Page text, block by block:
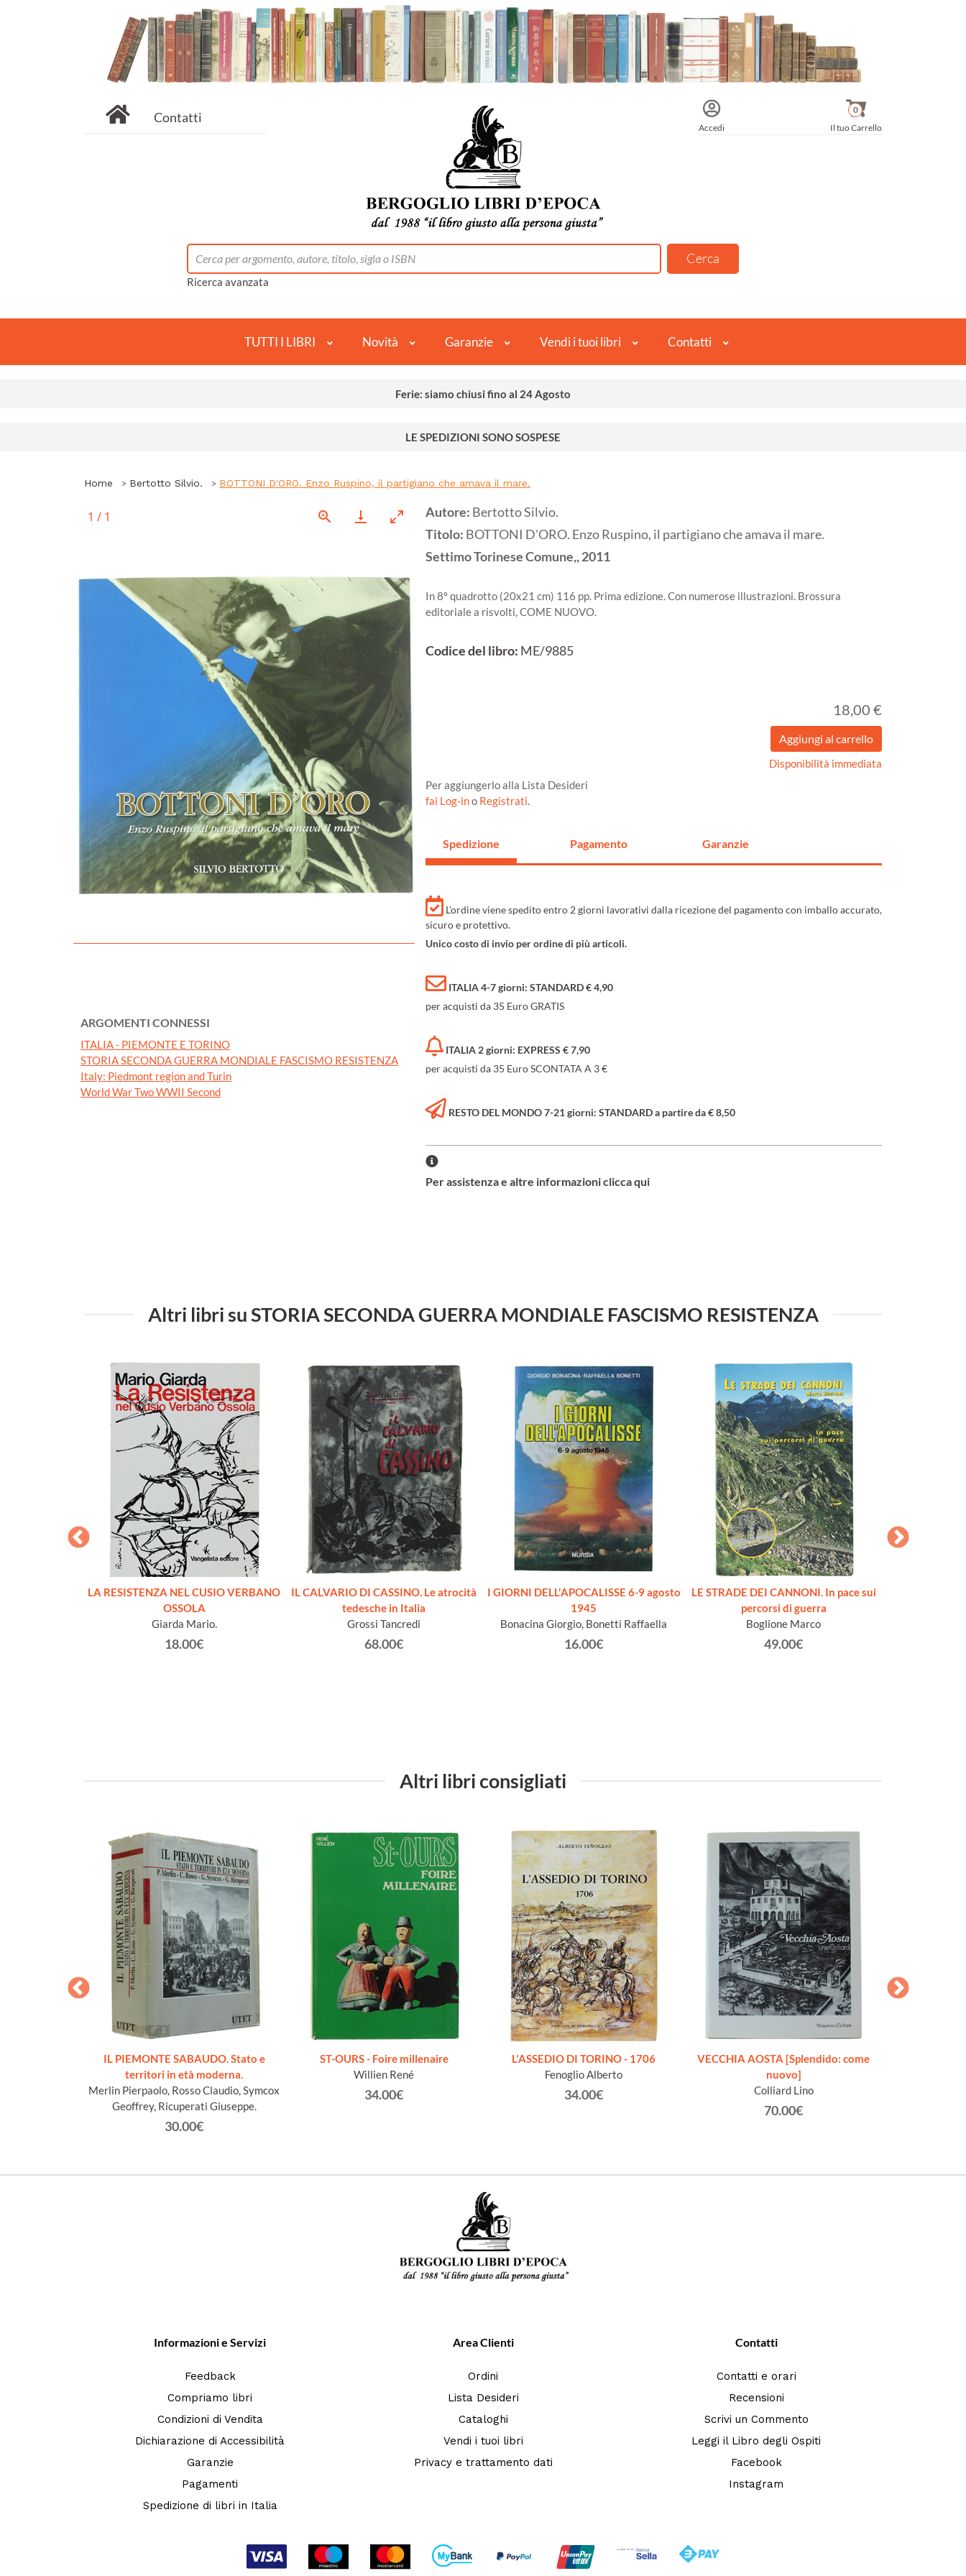
Contatti
Accedi Il tuo Carrello
0
Ricerca avanzata
TUTTI I LIBRI Novità Garanzie Vendi i tuoi libri Contatti
Ferie: siamo chiusi fino al 24 Agosto
LE SPEDIZIONI SONO SOSPESE
Home Bertotto Silvio. BOTTONI D'ORO. Enzo Ruspino, il partigiano che amava il mare.
1 / 1
ARGOMENTI CONNESSI
ITALIA - PIEMONTE E TORINO
STORIA SECONDA GUERRA MONDIALE FASCISMO RESISTENZA
Italy: Piedmont region and Turin
World War Two WWII Second
Autore: Bertotto Silvio.
Titolo: BOTTONI D'ORO. Enzo Ruspino, il partigiano che amava il mare.
Settimo TorineseComune,,2011
In 8º quadrotto (20x21 cm) 116 pp. Prima edizione. Con numerose illustrazioni. Brossura
editoriale a risvolti, COME NUOVO.
Codice del libro: ME/9885
18,00 €
Disponibilità immediata
Per aggiungerlo alla Lista Desideri
fai Log-ino Registrati.
Spedizione Pagamento Garanzie
L'ordine viene spedito entro 2 giorni lavorativi dalla ricezione del pagamento con imballo accurato,
sicuro e protettivo.
Unico costo di invio per ordine di più articoli.
ITALIA 4-7 giorni: STANDARD € 4,90
per acquisti da 35 Euro GRATIS
ITALIA 2 giorni: EXPRESS € 7,90
per acquisti da 35 Euro SCONTATA A 3 €
RESTO DEL MONDO 7-21 giorni: STANDARD a partire da € 8,50
Per assistenza e altre informazioni clicca qui
Altri libri su STORIA SECONDA GUERRA MONDIALE FASCISMO RESISTENZA
LA RESISTENZA NEL CUSIO VERBANO
OSSOLA
Giarda Mario.
18.00€
IL CALVARIO DI CASSINO. Le atrocità
tedesche in Italia
Grossi Tancredi
68.00€
I GIORNI DELL'APOCALISSE 6-9 agosto
1945
Bonacina Giorgio, Bonetti Raffaella
16.00€
LE STRADE DEI CANNONI. In pace sui
percorsi di guerra
Boglione Marco
49.00€
Altri libri consigliati
IL PIEMONTE SABAUDO. Stato e
territori in età moderna.
Merlin Pierpaolo, Rosso Claudio, Symcox
Geoffrey, Ricuperati Giuseppe.
30.00€
ST-OURS - Foire millenaire
Willien René
34.00€
L'ASSEDIO DI TORINO - 1706
Fenoglio Alberto
34.00€
VECCHIA AOSTA [Splendido: come
nuovo]
Colliard Lino
70.00€
Informazioni e Servizi
Feedback
Compriamo libri
Condizioni di Vendita
Dichiarazione di Accessibilità
Garanzie
Pagamenti
Spedizione di libri in Italia
Area Clienti
Ordini
Lista Desideri
Cataloghi
Vendi i tuoi libri
Privacy e trattamento dati
Contatti
Contatti e orari
Recensioni
Scrivi un Commento
Leggi il Libro degli Ospiti
Facebook
Instagram